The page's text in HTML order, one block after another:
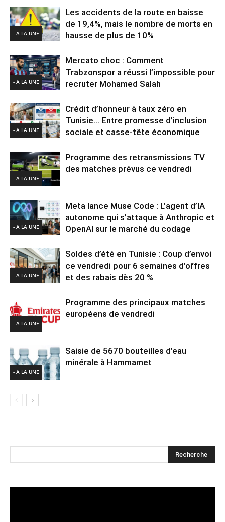
- A LA UNE
Les accidents de la route en baisse
de 19,4%, mais le nombre de morts en
hausse de plus de 10%
- A LA UNE
Mercato choc : Comment
Trabzonspor a réussi l’impossible pour
recruter Mohamed Salah
- A LA UNE
Crédit d’honneur à taux zéro en
Tunisie… Entre promesse d’inclusion
sociale et casse-tête économique
- A LA UNE
Programme des retransmissions TV
des matches prévus ce vendredi
- A LA UNE
Meta lance Muse Code : L’agent d’IA
autonome qui s’attaque à Anthropic et
OpenAI sur le marché du codage
- A LA UNE
Soldes d’été en Tunisie : Coup d’envoi
ce vendredi pour 6 semaines d’offres
et des rabais dès 20 %
- A LA UNE
Programme des principaux matches
européens de vendredi
- A LA UNE
Saisie de 5670 bouteilles d’eau
minérale à Hammamet